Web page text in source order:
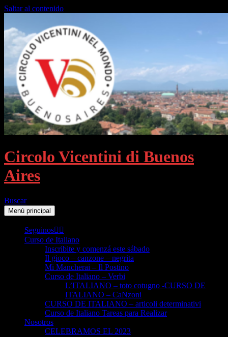
Saltar al contenido
Circolo Vicentini di Buenos
Aires
Buscar
Menú principal
Seguinos👈🏻
Curso de Italiano
Inscribite y comenzá este sábado
Il gioco – canzone – negrita
Mi Mancherai – Il Postino
Curso de Italiano – Verbi
L’ITALIANO – toto cotugno -CURSO DE
ITALIANO – CaNzoni
CURSO DE ITALIANO – articoli determinativi
Curso de Italiano Tareas para Realizar
Nosotros
CELEBRAMOS EL 2023